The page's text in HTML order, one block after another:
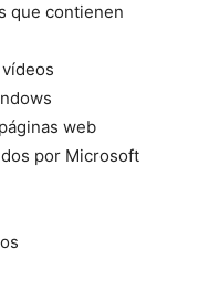
que contienen
web
por Microsoft